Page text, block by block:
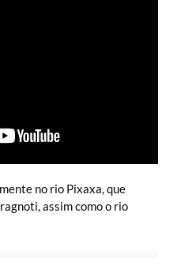
no rio Pixaxa, que
assim como o rio